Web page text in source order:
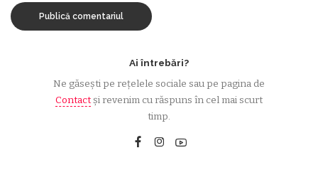
Ai întrebări?
Ne găsești pe rețelele sociale sau pe pagina de
Contactși revenim cu răspuns în cel mai scurt
timp.